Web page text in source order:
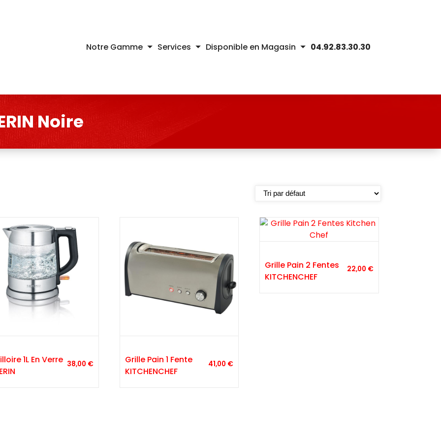
Notre Gamme Services Disponible en Magasin 04.92.83.30.30
Noire
1L En Verre 38,00 €
Grille Pain 1 Fente
KITCHENCHEF
41,00 €
Grille Pain 2 Fentes
KITCHENCHEF
22,00 €